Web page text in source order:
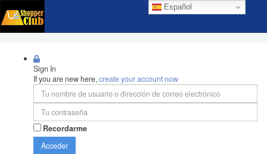
Español
Sign In
If you are new here,create your account now
Recordarme
Acceder